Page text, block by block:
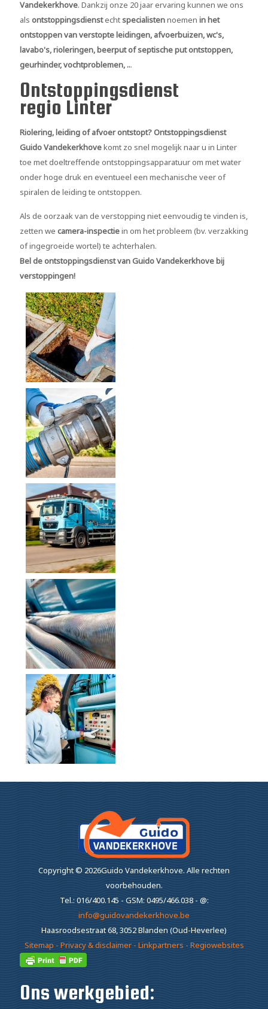
Vandekerkhove. Dankzij onze 20 jaar ervaring kunnen we ons
als ontstoppingsdienstechtspecialistennoemen in het
ontstoppen van verstopte leidingen, afvoerbuizen, wc's,
lavabo's, rioleringen, beerput of septische put ontstoppen,
geurhinder, vochtproblemen, ...
Ontstoppingsdienst
regio Linter
Riolering, leiding of afvoer ontstopt?Ontstoppingsdienst
Guido Vandekerkhovekomt zo snel mogelijk naar u in Linter
toe met doeltreffende ontstoppingsapparatuur om met water
onder hoge druk en eventueel een mechanische veer of
spiralen de leiding te ontstoppen.
Als de oorzaak van de verstopping niet eenvoudig te vinden is,
zetten we camera-inspectiein om het probleem (bv. verzakking
of ingegroeide wortel) te achterhalen.
Bel de ontstoppingsdienst vanGuido Vandekerkhove bij
verstoppingen!
Copyright © 2026Guido Vandekerkhove. Alle rechten
voorbehouden.
Tel.: 016/400.145 - GSM: 0495/466.038 - @:
info@guidovandekerkhove.be
Haasroodsestraat 68, 3052 Blanden (Oud-Heverlee)
Sitemap - Privacy & disclaimer- Linkpartners - Regiowebsites
Ons werkgebied: